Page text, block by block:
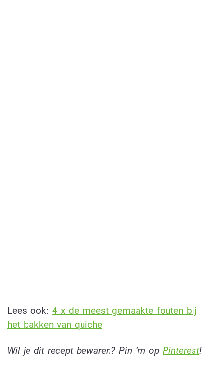
Lees ook: 4 x de meest gemaakte fouten bij
het bakken van quiche
Wil je dit recept bewaren? Pin ‘m op Pinterest!